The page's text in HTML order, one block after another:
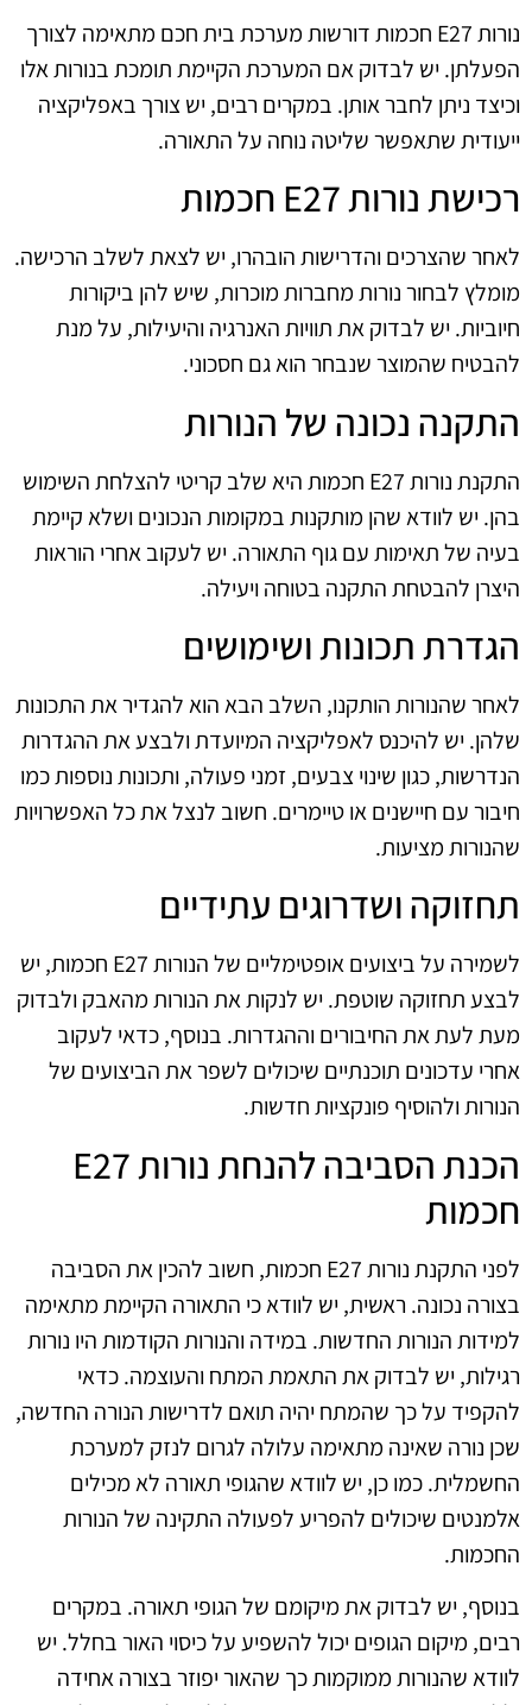
נורות E27 חכמות דורשות מערכת בית חכם מתאימה לצורך
הפעלתן. יש לבדוק אם המערכת הקיימת תומכת בנורות אלו
וכיצד ניתן לחבר אותן. במקרים רבים, יש צורך באפליקציה
ייעודית שתאפשר שליטה נוחה על התאורה.
רכישת נורות E27 חכמות
לאחר שהצרכים והדרישות הובהרו, יש לצאת לשלב הרכישה.
מומלץ לבחור נורות מחברות מוכרות, שיש להן ביקורות
חיוביות. יש לבדוק את תוויות האנרגיה והיעילות, על מנת
להבטיח שהמוצר שנבחר הוא גם חסכוני.
התקנה נכונה של הנורות
התקנת נורות E27 חכמות היא שלב קריטי להצלחת השימוש
בהן. יש לוודא שהן מותקנות במקומות הנכונים ושלא קיימת
בעיה של תאימות עם גוף התאורה. יש לעקוב אחרי הוראות
היצרן להבטחת התקנה בטוחה ויעילה.
הגדרת תכונות ושימושים
לאחר שהנורות הותקנו, השלב הבא הוא להגדיר את התכונות
שלהן. יש להיכנס לאפליקציה המיועדת ולבצע את ההגדרות
הנדרשות, כגון שינוי צבעים, זמני פעולה, ותכונות נוספות כמו
חיבור עם חיישנים או טיימרים. חשוב לנצל את כל האפשרויות
שהנורות מציעות.
תחזוקה ושדרוגים עתידיים
לשמירה על ביצועים אופטימליים של הנורות E27 חכמות, יש
לבצע תחזוקה שוטפת. יש לנקות את הנורות מהאבק ולבדוק
מעת לעת את החיבורים וההגדרות. בנוסף, כדאי לעקוב
אחרי עדכונים תוכנתיים שיכולים לשפר את הביצועים של
הנורות ולהוסיף פונקציות חדשות.
הכנת הסביבה להנחת נורות E27
חכמות
לפני התקנת נורות E27 חכמות, חשוב להכין את הסביבה
בצורה נכונה. ראשית, יש לוודא כי התאורה הקיימת מתאימה
למידות הנורות החדשות. במידה והנורות הקודמות היו נורות
רגילות, יש לבדוק את התאמת המתח והעוצמה. כדאי
להקפיד על כך שהמתח יהיה תואם לדרישות הנורה החדשה,
שכן נורה שאינה מתאימה עלולה לגרום לנזק למערכת
החשמלית. כמו כן, יש לוודא שהגופי תאורה לא מכילים
אלמנטים שיכולים להפריע לפעולה התקינה של הנורות
החכמות.
בנוסף, יש לבדוק את מיקומם של הגופי תאורה. במקרים
רבים, מיקום הגופים יכול להשפיע על כיסוי האור בחלל. יש
לוודא שהנורות ממוקמות כך שהאור יפוזר בצורה אחידה